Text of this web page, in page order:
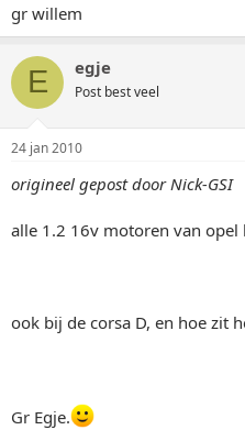
gr willem
E egje
Post best veel
24 jan 2010
origineel gepost door Nick-GSI
alle 1.2 16v motoren van opel
ook bij de corsa D, en hoe zit
Gr Egje.